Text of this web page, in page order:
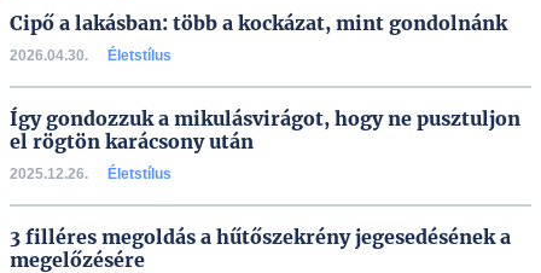
Cipő a lakásban: több a kockázat, mint gondolnánk
2026.04.30. Életstílus
Így gondozzuk a mikulásvirágot, hogy ne pusztuljon
el rögtön karácsony után
2025.12.26. Életstílus
3 filléres megoldás a hűtőszekrény jegesedésének a
megelőzésére